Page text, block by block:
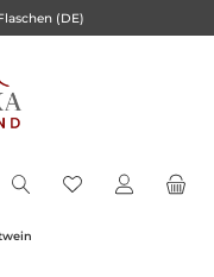
(DE)